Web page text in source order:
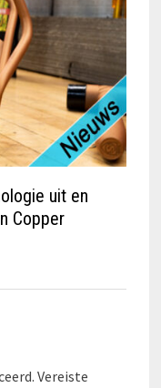
uit en
Copper
Vereiste